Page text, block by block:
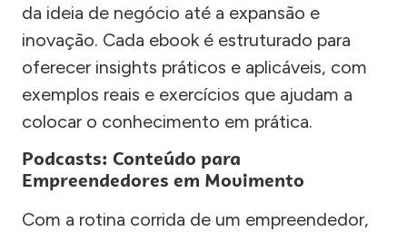
da ideia de negócio até a expansão e
inovação. Cada ebook é estruturado para
oferecer insights práticos e aplicáveis, com
exemplos reais e exercícios que ajudam a
colocar o conhecimento em prática.
Podcasts: Conteúdo para
Empreendedores em Movimento
Com a rotina corrida de um empreendedor,